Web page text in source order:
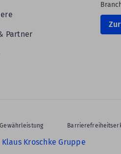
Partner
Gewährleistung
Kroschke Gruppe